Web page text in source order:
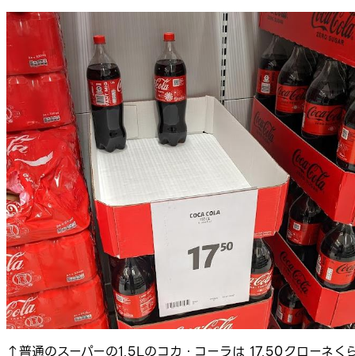
↑普通のスーパーの1.5Lのコカ・コーラは 17.50クローネく